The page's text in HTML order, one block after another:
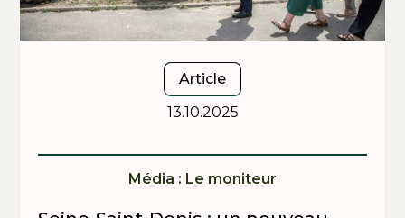
Article
13.10.2025
Média : Le moniteur